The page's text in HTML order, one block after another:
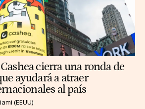
cierra una ronda de
ayudará a atraer
al país
(EEUU)